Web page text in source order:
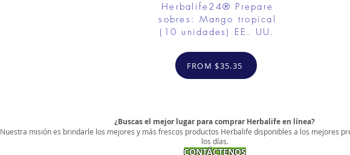
Herbalife24® Prepare
sobres: Mango tropical
(10 unidades) EE. UU.
FROM $35.35
¿Buscas el mejor lugar para comprar Herbalife en línea?
Nuestra misión es brindarle los mejores y más frescos productos Herbalife disponibles a los mejores
los días.
CONTÁCTENOS